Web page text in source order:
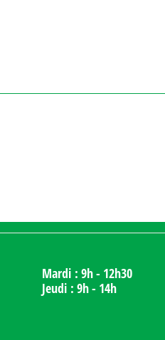
Mardi : 9h - 12h30
Jeudi : 9h - 14h